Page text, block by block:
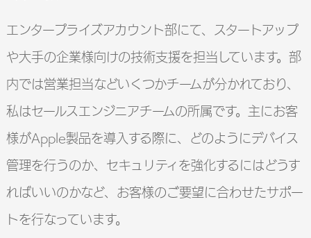
エンタープライズアカウント部にて、スタートアップ
や大手の企業様向けの技術支援を担当しています。部
内では営業担当などいくつかチームが分かれており、
私はセールスエンジニアチームの所属です。主にお客
様がApple製品を導入する際に、どのようにデバイス
管理を行うのか、セキュリティを強化するにはどうす
ればいいのかなど、お客様のご要望に合わせたサポー
トを行なっています。